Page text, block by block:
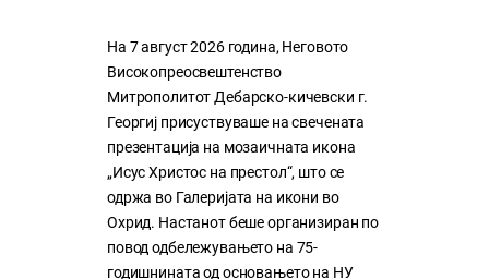
На 7 август 2026 година, Неговото
Високопреосвештенство
Митрополитот Дебарско-кичевски г.
Георгиј присуствуваше на свечената
презентација на мозаичната икона
„Исус Христос на престол“, што се
одржа во Галеријата на икони во
Охрид. Настанот беше организиран по
повод одбележувањето на 75-
годишнината од основањето на НУ